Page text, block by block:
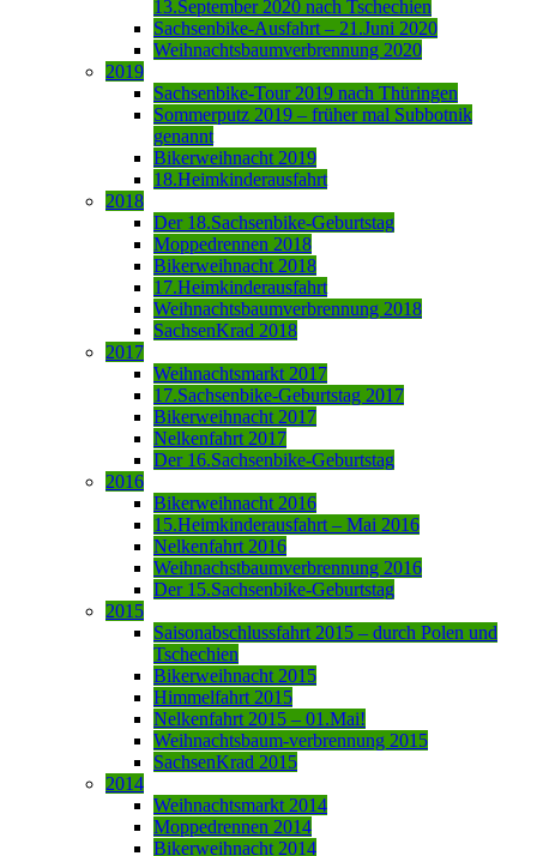
13.September 2020 nach Tschechien
Sachsenbike-Ausfahrt – 21.Juni 2020
Weihnachtsbaumverbrennung 2020
2019
Sachsenbike-Tour 2019 nach Thüringen
Sommerputz 2019 – früher mal Subbotnik
genannt
Bikerweihnacht 2019
18.Heimkinderausfahrt
2018
Der 18.Sachsenbike-Geburtstag
Moppedrennen 2018
Bikerweihnacht 2018
17.Heimkinderausfahrt
Weihnachtsbaumverbrennung 2018
SachsenKrad 2018
2017
Weihnachtsmarkt 2017
17.Sachsenbike-Geburtstag 2017
Bikerweihnacht 2017
Nelkenfahrt 2017
Der 16.Sachsenbike-Geburtstag
2016
Bikerweihnacht 2016
15.Heimkinderausfahrt – Mai 2016
Nelkenfahrt 2016
Weihnachstbaumverbrennung 2016
Der 15.Sachsenbike-Geburtstag
2015
Saisonabschlussfahrt 2015 – durch Polen und
Tschechien
Bikerweihnacht 2015
Himmelfahrt 2015
Nelkenfahrt 2015 – 01.Mai!
Weihnachtsbaum-verbrennung 2015
SachsenKrad 2015
2014
Weihnachtsmarkt 2014
Moppedrennen 2014
Bikerweihnacht 2014